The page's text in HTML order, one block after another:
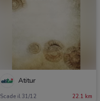
Atitur
Scade il 31/12 22.1 km